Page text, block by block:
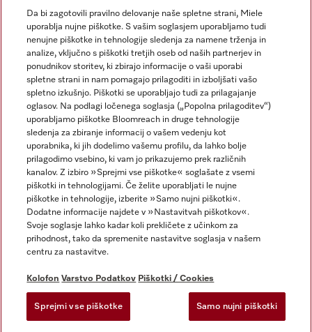
Kolofon
Splošni pogoji poslovanja
Pogoji uporabe
Zakon o digitalnih storitvah
Miele na Instagramu
Miele na Facebooku
Da bi zagotovili pravilno delovanje naše spletne strani, Miele
uporablja nujne piškotke. S vašim soglasjem uporabljamo tudi
nenujne piškotke in tehnologije sledenja za namene trženja in
analize, vključno s piškotki tretjih oseb od naših partnerjev in
ponudnikov storitev, ki zbirajo informacije o vaši uporabi
spletne strani in nam pomagajo prilagoditi in izboljšati vašo
spletno izkušnjo. Piškotki se uporabljajo tudi za prilagajanje
oglasov. Na podlagi ločenega soglasja („Popolna prilagoditev“)
uporabljamo piškotke Bloomreach in druge tehnologije
sledenja za zbiranje informacij o vašem vedenju kot
uporabnika, ki jih dodelimo vašemu profilu, da lahko bolje
prilagodimo vsebino, ki vam jo prikazujemo prek različnih
kanalov. Z izbiro »Sprejmi vse piškotke« soglašate z vsemi
piškotki in tehnologijami. Če želite uporabljati le nujne
piškotke in tehnologije, izberite »Samo nujni piškotki«.
Dodatne informacije najdete v »Nastavitvah piškotkov«.
Svoje soglasje lahko kadar koli prekličete z učinkom za
prihodnost, tako da spremenite nastavitve soglasja v našem
centru za nastavitve.
Kolofon Varstvo Podatkov Piškotki / Cookies
Sprejmi vse piškotke Samo nujni piškotki